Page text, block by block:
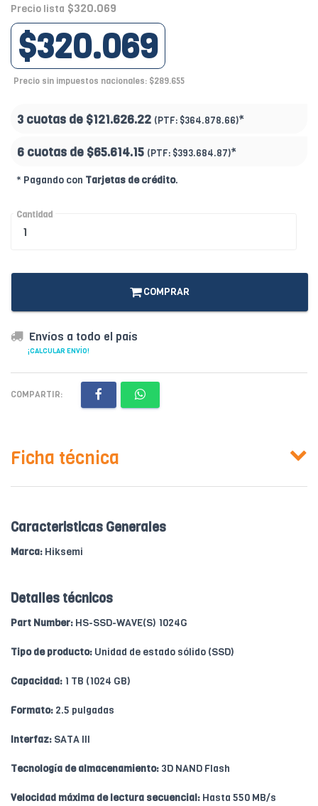
Precio lista $320.069
$320.069
Precio sin impuestos nacionales: $289.655
3 cuotas de $121.626.22 (PTF: $364.878.66)*
6 cuotas de $65.614.15 (PTF: $393.684.87)*
* Pagando con Tarjetas de crédito.
Cantidad
COMPRAR
Envíos a todo el país
¡CALCULAR ENVÍO!
COMPARTIR:
Ficha técnica
Caracteristicas Generales
Marca: Hiksemi
Detalles técnicos
Part Number: HS-SSD-WAVE(S) 1024G
Tipo de producto: Unidad de estado sólido (SSD)
Capacidad: 1 TB (1024 GB)
Formato: 2.5 pulgadas
Interfaz: SATA III
Tecnología de almacenamiento: 3D NAND Flash
Velocidad máxima de lectura secuencial: Hasta 550 MB/s